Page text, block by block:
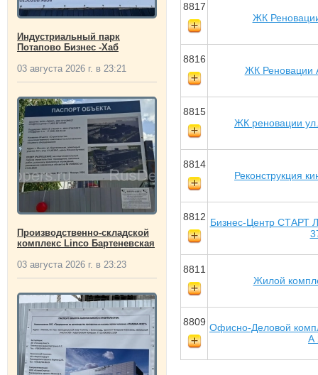
Индустриальный парк
Потапово Бизнес -Хаб
03 августа 2026 г. в 23:21
Производственно-складской
комплекс Linco Бартеневская
03 августа 2026 г. в 23:23
8817
ЖК
8816
ЖК Реновации
8815
ЖК реновации
8814
Реконструкция
8812 Бизнес-Центр СТАРТ
8811
Жилой
8809 Офисно-Деловой
А